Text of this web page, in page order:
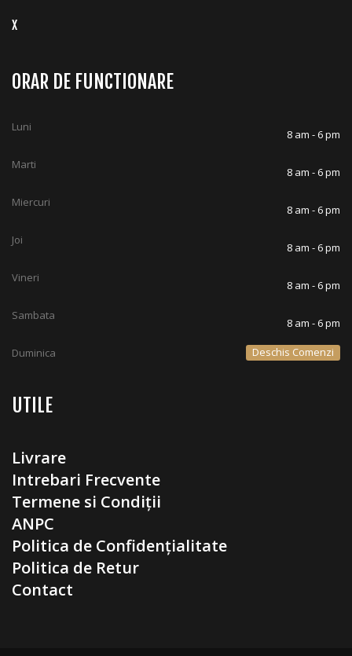
X
ORAR DE FUNCTIONARE
Luni
8 am - 6 pm
Marti
8 am - 6 pm
Miercuri
8 am - 6 pm
Joi
8 am - 6 pm
Vineri
8 am - 6 pm
Sambata
8 am - 6 pm
Duminica Deschis Comenzi
UTILE
Livrare
Intrebari Frecvente
Termene si Condiții
ANPC
Politica de Confidențialitate
Politica de Retur
Contact